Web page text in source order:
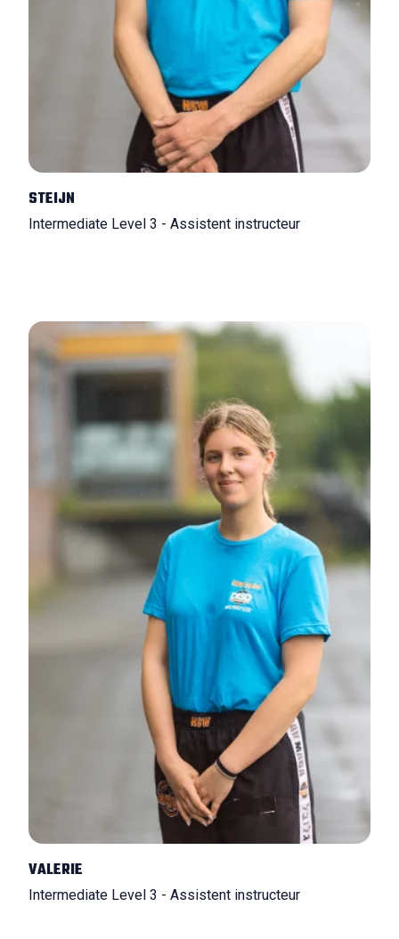
STEIJN
Intermediate Level 3 - Assistent instructeur
VALERIE
Intermediate Level 3 - Assistent instructeur